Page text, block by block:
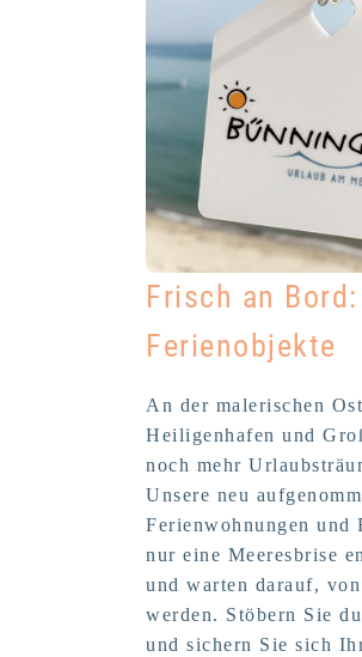
Frisch an Bord:
Ferienobjekte
An der malerischen
Heiligenhafen und
noch mehr
Unsere neu
Ferienwohnungen und
nur eine Meeresbrise
und warten darauf,
werden. Stöbern Sie
und sichern Sie sich